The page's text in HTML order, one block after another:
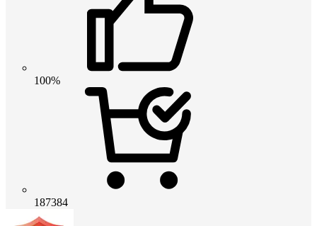
100%
187384